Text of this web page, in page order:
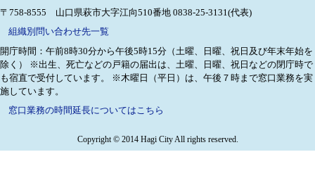
〒758-8555 山口県萩市大字江向510番地 0838-25-3131(代表)
組織別問い合わせ先一覧
開庁時間：午前8時30分から午後5時15分（土曜、日曜、祝日及び年末年始を
除く）
※出生、死亡などの戸籍の届出は、土曜、日曜、祝日などの閉庁時で
も宿直で受付しています。
※木曜日（平日）は、午後７時まで窓口業務を実
施しています。
窓口業務の時間延長についてはこちら
Copyright © 2014 Hagi City All rights reserved.